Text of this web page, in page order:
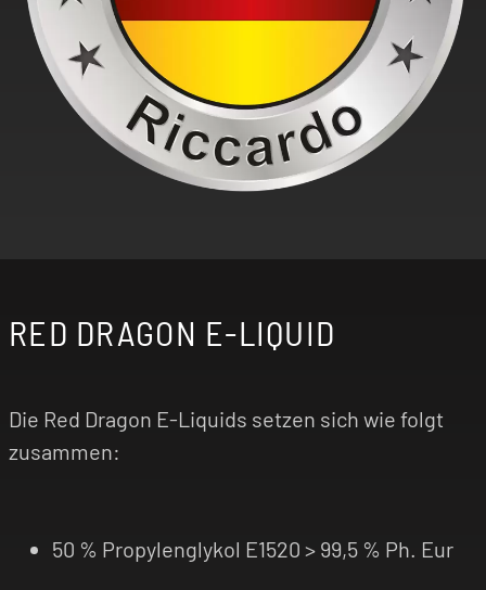
RED DRAGON E-LIQUID
Die Red Dragon E-Liquids setzen sich wie folgt
zusammen:
50 % Propylenglykol E1520 > 99,5 % Ph. Eur